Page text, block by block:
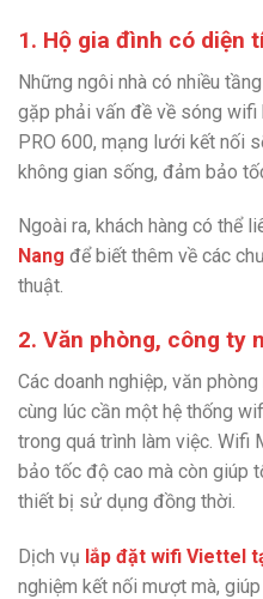
1. Hộ gia đình có diện
Những ngôi nhà có nhiều
gặp phải vấn đề về sóng
PRO 600, mạng lưới kết nối
không gian sống, đảm bảo
Ngoài ra, khách hàng có thể
Nang để biết thêm về các
thuật.
2. Văn phòng, công ty
Các doanh nghiệp, văn
cùng lúc cần một hệ thống
trong quá trình làm việc. Wifi
bảo tốc độ cao mà còn giúp
thiết bị sử dụng đồng thời.
Dịch vụ lắp đặt wifi Viettel
nghiệm kết nối mượt mà,